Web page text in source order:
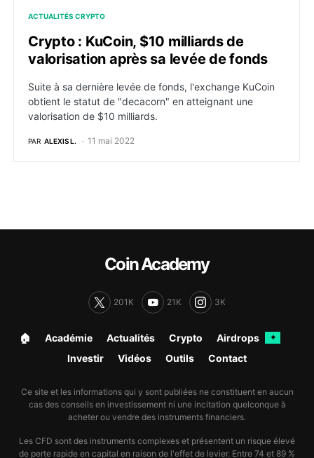
ACTUALITÉS CRYPTO
Crypto : KuCoin, $10 milliards de
valorisation après sa levée de fonds
Suite à sa dernière levée de fonds, l'exchange KuCoin
obtient le statut de "decacorn" en atteignant une
valorisation de $10 milliards.
PAR ALEXIS L. 11 mai 2022
Coin Academy
201K 21K 3K
🏠︎ Académie Actualités Crypto Airdrops ✦
Investir Vidéos Outils Contact
Ce site et les informations qui y sont publiées ne constituent en aucun
cas des conseils en investissement ni une incitation quelconque à
acheter ou vendre des instruments financiers.
Les CFD sont des instruments complexes et présentent un risque élevé
de perte rapide en capital en raison de l'effet de levier. Entre 74 et 89 %